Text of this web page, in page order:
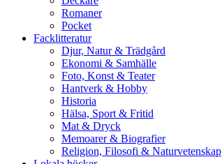
Romaner
Pocket
Facklitteratur
Djur, Natur & Trädgård
Ekonomi & Samhälle
Foto, Konst & Teater
Hantverk & Hobby
Historia
Hälsa, Sport & Fritid
Mat & Dryck
Memoarer & Biografier
Religion, Filosofi & Naturvetenskap